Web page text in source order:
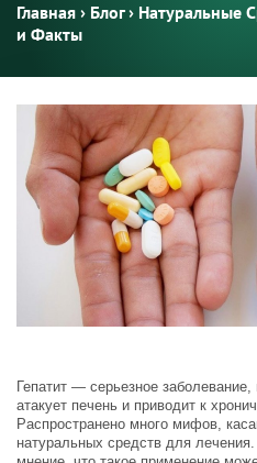
Главная › Блог› Натуральные
и Факты
Гепатит — серьезное
атакует печень и приводит к
Распространено много мифов,
натуральных средств для